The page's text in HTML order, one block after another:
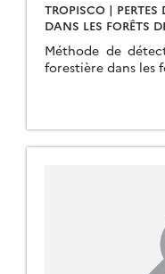
TROPISCO | PERTES
DANS LES FORÊTS
Méthode de
forestière dans les